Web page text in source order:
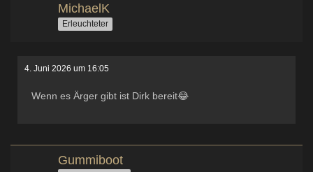
MichaelK
Erleuchteter
4. Juni 2026 um 16:05
Wenn es Ärger gibt ist Dirk bereit😂
Gummiboot